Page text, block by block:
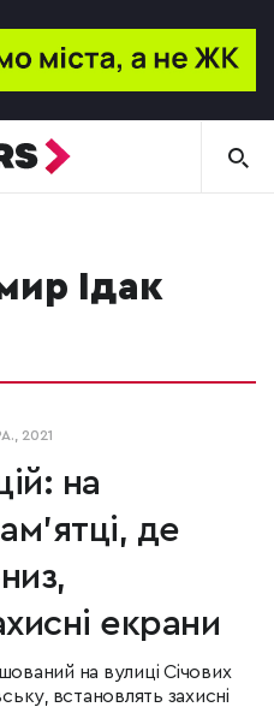
Ідак
2021
на
де
екрани
на вулиці Січових
встановлять захисні